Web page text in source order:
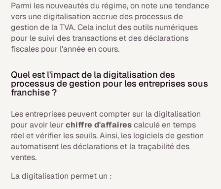
Parmi les nouveautés du régime, on note une tendance
vers une digitalisation accrue des processus de
gestion de la TVA. Cela inclut des outils numériques
pour le suivi des transactions et des déclarations
fiscales pour l'année en cours.
Quel est l'impact de la digitalisation des
processus de gestion pour les entreprises sous
franchise ?
Les entreprises peuvent compter sur la digitalisation
pour avoir leurchiffre d'affairescalculé en temps
réel et vérifier les seuils. Ainsi, les logiciels de gestion
automatisent les déclarations et la traçabilité des
ventes.
La digitalisation permet un :